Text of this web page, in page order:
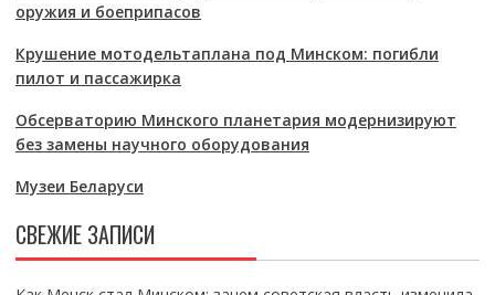
оружия и боеприпасов
Крушение мотодельтаплана под Минском: погибли
пилот и пассажирка
Обсерваторию Минского планетария модернизируют
без замены научного оборудования
Музеи Беларуси
СВЕЖИЕ ЗАПИСИ